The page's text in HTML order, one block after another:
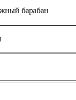
барабан